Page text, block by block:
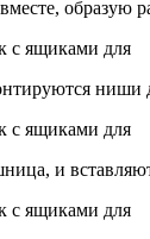
образую
ниши
и